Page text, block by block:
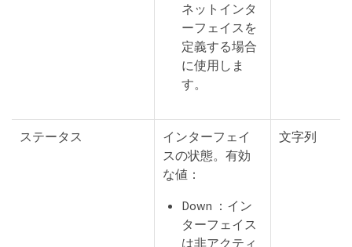
ネットインタ
ーフェイスを
定義する場合
に使用しま
す。
ステータス
インターフェイ
スの状態。有効
な値：
Down ：イン
ターフェイス
は非アクティ
文字列